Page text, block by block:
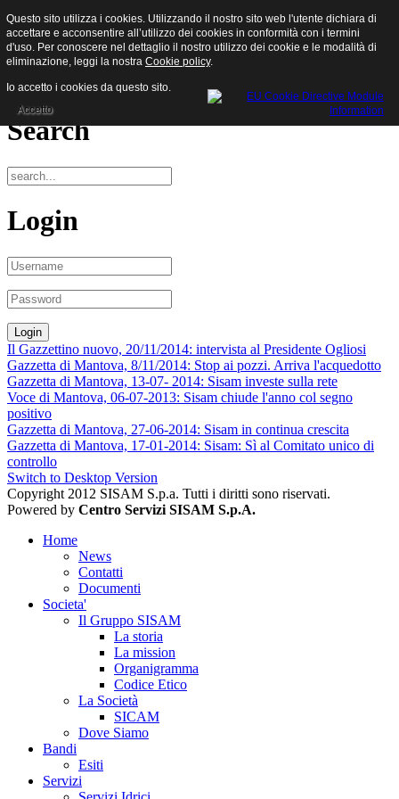
Sisam S.p.a.
Menu
Search
Login
Il Gazzettino nuovo, 20/11/2014: intervista al Presidente Ogliosi
Gazzetta di Mantova, 8/11/2014: Stop ai pozzi. Arriva l'acquedotto
Gazzetta di Mantova, 13-07- 2014: Sisam investe sulla rete
Voce di Mantova, 06-07-2013: Sisam chiude l'anno col segno
positivo
Gazzetta di Mantova, 27-06-2014: Sisam in continua crescita
Gazzetta di Mantova, 17-01-2014: Sisam: Sì al Comitato unico di
controllo
Switch to Desktop Version
Copyright 2012 SISAM S.p.a. Tutti i diritti sono riservati.
Powered by Centro Servizi SISAM S.p.A.
Home
News
Contatti
Documenti
Societa'
Il Gruppo SISAM
La storia
La mission
Organigramma
Codice Etico
La Società
SICAM
Dove Siamo
Bandi
Esiti
Servizi
Questo sito utilizza i cookies. Utilizzando il nostro sito web l'utente dichiara di
accettare e acconsentire all’utilizzo dei cookies in conformità con i termini
d'uso. Per conoscere nel dettaglio il nostro utilizzo dei cookie e le modalità di
eliminazione, leggi la nostra Cookie policy.
Io accetto i cookies da questo sito.
Accetto